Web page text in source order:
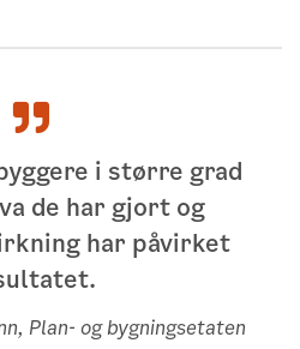
i større grad
de har gjort og
har påvirket
Plan- og bygningsetaten